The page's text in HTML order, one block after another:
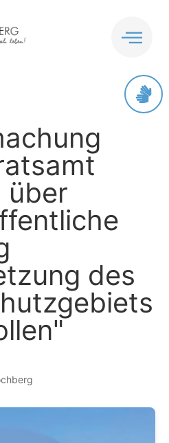
über
des